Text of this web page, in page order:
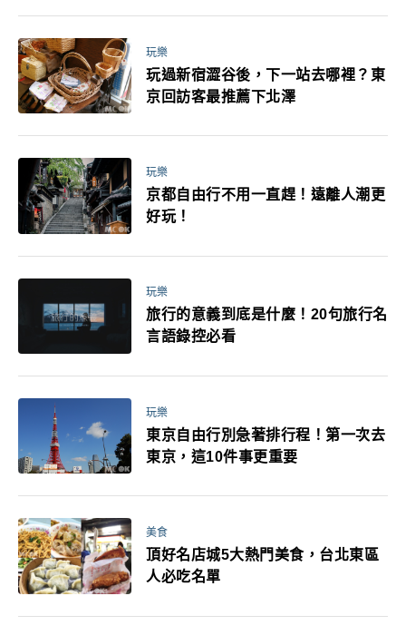
玩樂
玩過新宿澀谷後，下一站去哪裡？東
京回訪客最推薦下北澤
玩樂
京都自由行不用一直趕！遠離人潮更
好玩！
玩樂
旅行的意義到底是什麼！20句旅行名
言語錄控必看
玩樂
東京自由行別急著排行程！第一次去
東京，這10件事更重要
美食
頂好名店城5大熱門美食，台北東區
人必吃名單